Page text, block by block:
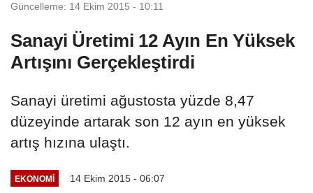
Güncelleme: 14 Ekim 2015 - 10:11
Sanayi Üretimi 12 Ayın En Yüksek
Artışını Gerçekleştirdi
Sanayi üretimi ağustosta yüzde 8,47
düzeyinde artarak son 12 ayın en yüksek
artış hızına ulaştı.
EKONOMI 14 Ekim 2015 - 06:07